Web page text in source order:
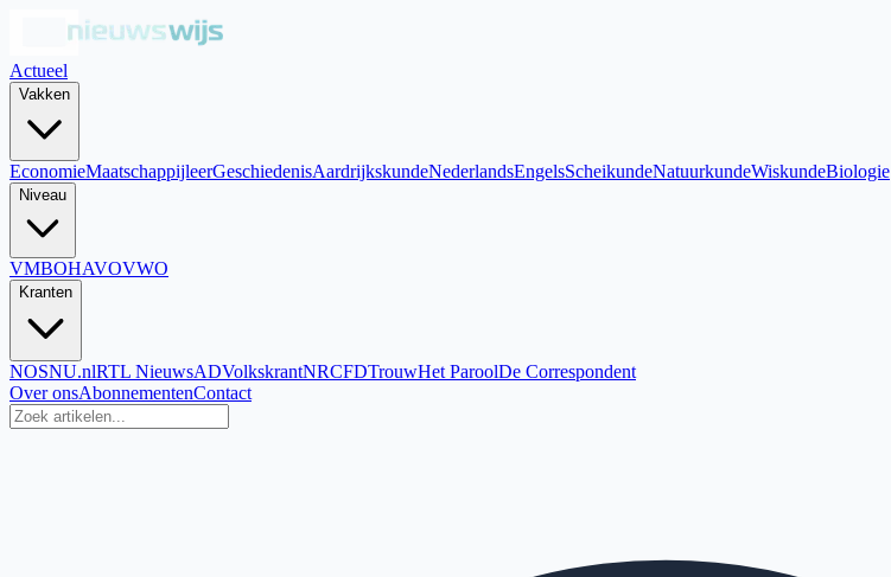
Actueel
Vakken
EconomieMaatschappijleerGeschiedenisAardrijkskundeNederlandsEngelsScheikundeNatuurkundeWiskundeBiologie
Niveau
VMBOHAVOVWO
Kranten
NOSNU.nlRTL NieuwsADVolkskrantNRCFDTrouwHet ParoolDe Correspondent
Over onsAbonnementenContact